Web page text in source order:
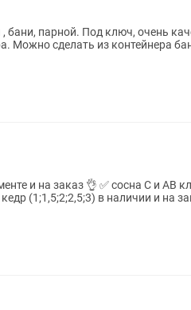
парной. Под ключ, очень
Можно сделать из контейнера
С и АВ класс (2;2,5;3 м) ✅ липа